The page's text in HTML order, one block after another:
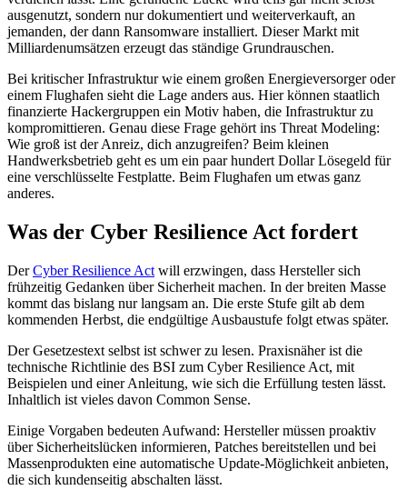
ausgenutzt, sondern nur dokumentiert und weiterverkauft, an
jemanden, der dann Ransomware installiert. Dieser Markt mit
Milliardenumsätzen erzeugt das ständige Grundrauschen.
Bei kritischer Infrastruktur wie einem großen Energieversorger oder
einem Flughafen sieht die Lage anders aus. Hier können staatlich
finanzierte Hackergruppen ein Motiv haben, die Infrastruktur zu
kompromittieren. Genau diese Frage gehört ins Threat Modeling:
Wie groß ist der Anreiz, dich anzugreifen? Beim kleinen
Handwerksbetrieb geht es um ein paar hundert Dollar Lösegeld für
eine verschlüsselte Festplatte. Beim Flughafen um etwas ganz
anderes.
Was der Cyber Resilience Act fordert
DerCyber Resilience Act will erzwingen, dass Hersteller sich
frühzeitig Gedanken über Sicherheit machen. In der breiten Masse
kommt das bislang nur langsam an. Die erste Stufe gilt ab dem
kommenden Herbst, die endgültige Ausbaustufe folgt etwas später.
Der Gesetzestext selbst ist schwer zu lesen. Praxisnäher ist die
technische Richtlinie des BSI zum Cyber Resilience Act, mit
Beispielen und einer Anleitung, wie sich die Erfüllung testen lässt.
Inhaltlich ist vieles davon Common Sense.
Einige Vorgaben bedeuten Aufwand: Hersteller müssen proaktiv
über Sicherheitslücken informieren, Patches bereitstellen und bei
Massenprodukten eine automatische Update-Möglichkeit anbieten,
die sich kundenseitig abschalten lässt.